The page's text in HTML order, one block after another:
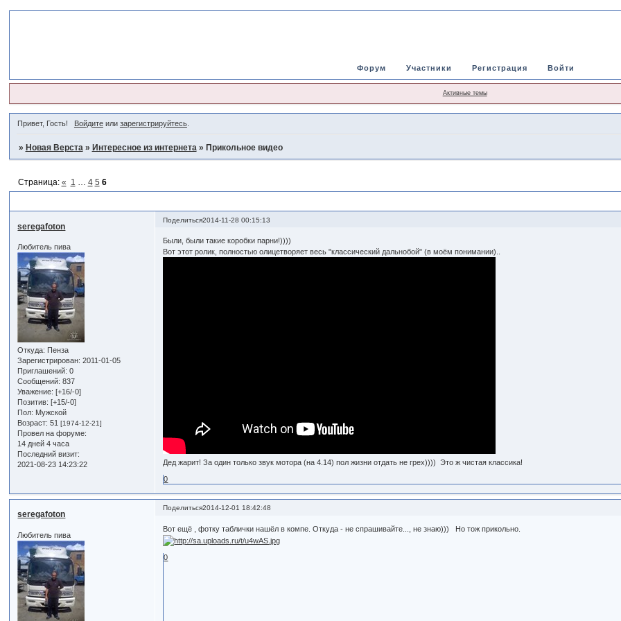
Форум Участники Регистрация Войти
Активные темы
Привет, Гость! Войдитеили зарегистрируйтесь.
» Новая Верста » Интересное из интернета » Прикольное видео
Страница: « 1 … 4 5 6
Поделиться2014-11-28 00:15:13
seregafoton
Любитель пива
Откуда: Пенза
Зарегистрирован: 2011-01-05
Приглашений: 0
Сообщений: 837
Уважение: [+16/-0]
Позитив: [+15/-0]
Пол: Мужской
Возраст: 51[1974-12-21]
Провел на форуме:
14 дней 4 часа
Последний визит:
2021-08-23 14:23:22
Были, были такие коробки парни!))))
Вот этот ролик, полностью олицетворяет весь "классический дальнобой" (в моём понимании)..
Дед жарит! За один только звук мотора (на 4.14) пол жизни отдать не грех)))) Это ж чистая классика!
0
Поделиться2014-12-01 18:42:48
seregafoton
Любитель пива
Вот ещё , фотку таблички нашёл в компе. Откуда - не спрашивайте..., не знаю))) Но тож прикольно.
0